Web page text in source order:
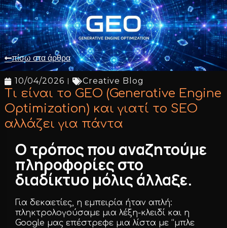
πίσω στα άρθρα
10/04/2026 Creative Blog
Τι είναι το GEO (Generative Engine
Optimization) και γιατί το SEO
αλλάζει για πάντα
Ο τρόπος που αναζητούμε
πληροφορίες στο
διαδίκτυο μόλις άλλαξε.
Για δεκαετίες, η εμπειρία ήταν απλή:
πληκτρολογούσαμε μια λέξη-κλειδί και η
Google μας επέστρεφε μια λίστα με “μπλε